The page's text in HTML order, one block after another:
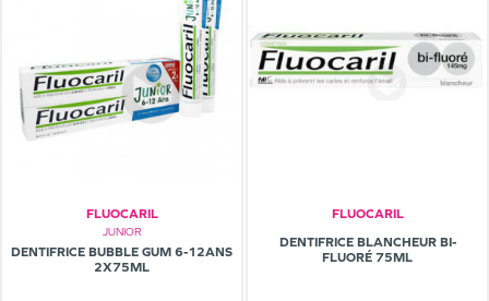
FLUOCARIL
JUNIOR
DENTIFRICE BUBBLE GUM 6-12ANS
2X75ML
FLUOCARIL
DENTIFRICE BLANCHEUR BI-
FLUORÉ 75ML